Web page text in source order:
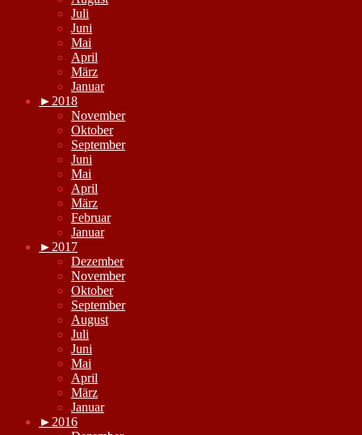
Juli
Juni
Mai
April
März
Januar
► 2018
November
Oktober
September
Juni
Mai
April
März
Februar
Januar
► 2017
Dezember
November
Oktober
September
August
Juli
Juni
Mai
April
März
Januar
► 2016